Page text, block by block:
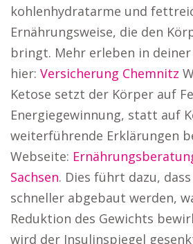
kohlenhydratarme und
Ernährungsweise, die den
bringt. Mehr erleben in deiner
hier: Versicherung Chemnitz
Ketose setzt der Körper auf
Energiegewinnung, statt auf
weiterführende Erklärungen
Webseite:
Sachsen. Dies führt dazu,
schneller abgebaut werden,
Reduktion des Gewichts
wird der Insulinspiegel